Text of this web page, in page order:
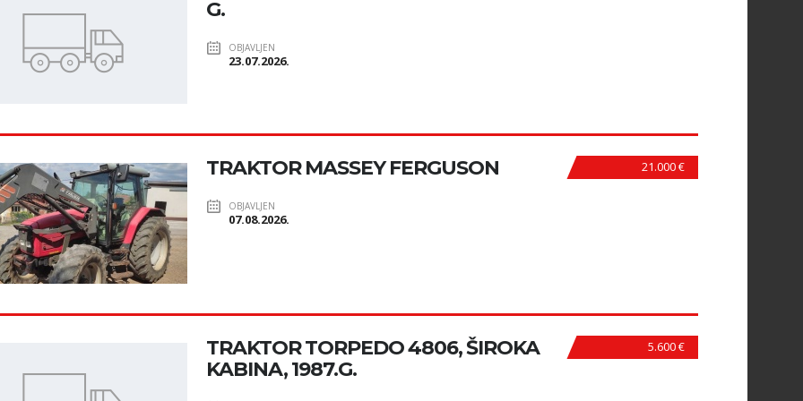
G.
OBJAVLJEN
23.07.2026.
21.000 €
TRAKTOR MASSEY FERGUSON
OBJAVLJEN
07.08.2026.
5.600 €
TRAKTOR TORPEDO 4806, ŠIROKA
KABINA, 1987.G.